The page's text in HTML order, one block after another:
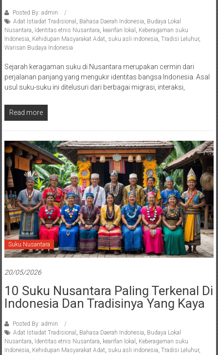
Posted By: admin
Adat Istiadat Tradisional
Bahasa Daerah Indonesia Budaya Lokal
Nusantara Identitas etnis Nusantara kearifan lokal
Keberagaman suku
Indonesia Kehidupan Masyarakat Adat suku asli indonesia Tradisi Leluhur,
Warisan Budaya Indonesia
Sejarah keragaman suku di Nusantara merupakan cermin dari
perjalanan panjang yang mengukir identitas bangsa Indonesia. Asal
usul suku-suku ini ditelusuri dari berbagai migrasi, interaksi,
Read more
Suku Nusantara
20/05/2026
10 Suku Nusantara Paling Terkenal Di
Indonesia Dan Tradisinya Yang Kaya
Posted By: admin
Adat Istiadat Tradisional , Bahasa Daerah Indonesia, Budaya Lokal
Nusantara, Identitas etnis Nusantara, kearifan lokal , Keberagaman suku
Indonesia, Kehidupan Masyarakat Adat, suku asli indonesia, Tradisi Leluhur,